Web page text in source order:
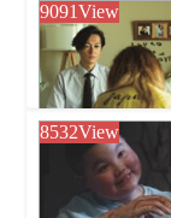
9091View
8532View